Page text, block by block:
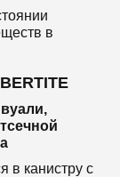
в
в канистру с